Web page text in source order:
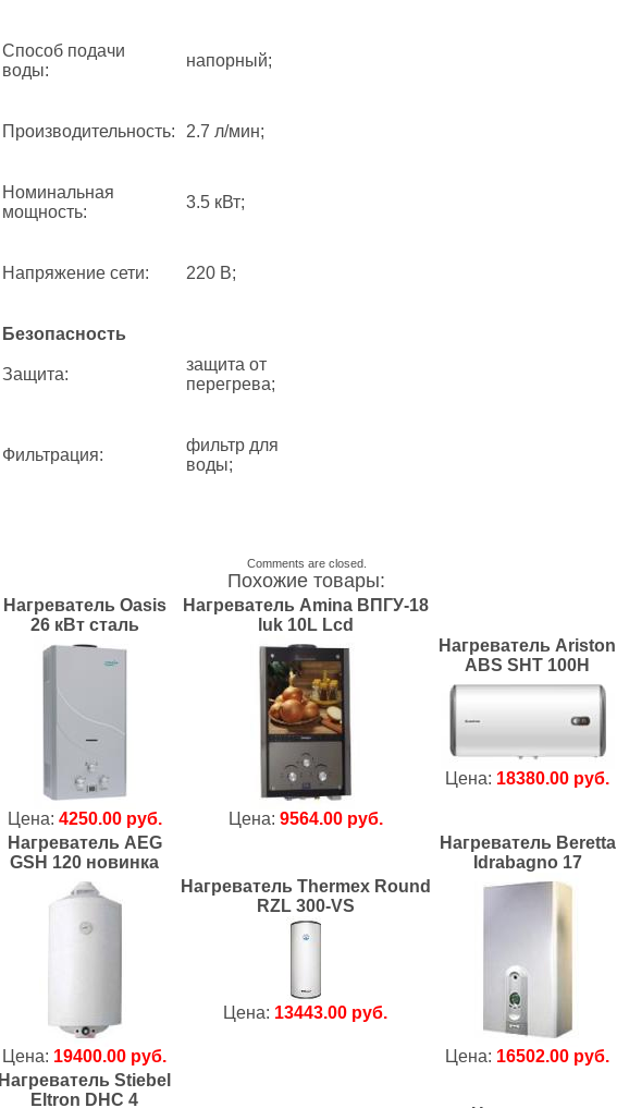
Способ подачи
воды:
напорный;
Производительность: 2.7 л/мин;
Номинальная
мощность:
3.5 кВт;
Напряжение сети: 220 В;
Безопасность
Защита:
защита от
перегрева;
Фильтрация:
фильтр для
воды;
Comments are closed.
Похожие товары:
Нагреватель Oasis
26 кВт сталь
Цена: 4250.00 руб.
Нагреватель Amina ВПГУ-18
luk 10L Lcd
Цена: 9564.00 руб.
Нагреватель Ariston
ABS SHT 100H
Цена: 18380.00 руб.
Нагреватель AEG
GSH 120 новинка
Цена: 19400.00 руб.
Нагреватель Thermex Round
RZL 300-VS
Цена: 13443.00 руб.
Нагреватель Beretta
Idrabagno 17
Цена: 16502.00 руб.
Нагреватель Stiebel
Eltron DHC 4